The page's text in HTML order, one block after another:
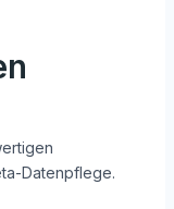
Datenpflege.